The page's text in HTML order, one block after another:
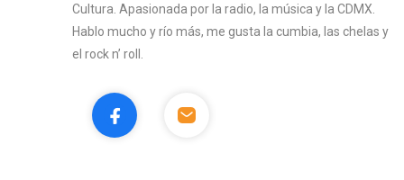
Cultura. Apasionada por la radio, la música y la CDMX.
Hablo mucho y río más, me gusta la cumbia, las chelas y
el rock n’ roll.